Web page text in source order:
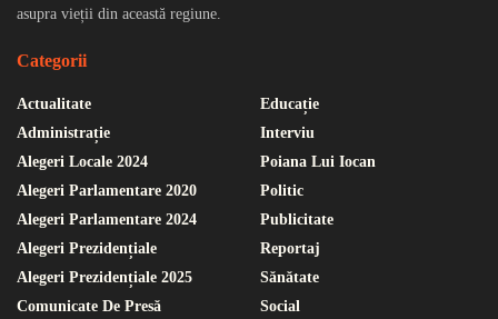
asupra vieții din această regiune.
Categorii
Actualitate
Administrație
Alegeri Locale 2024
Alegeri Parlamentare 2020
Alegeri Parlamentare 2024
Alegeri Prezidențiale
Alegeri Prezidențiale 2025
Comunicate De Presă
Educație
Interviu
Poiana Lui Iocan
Politic
Publicitate
Reportaj
Sănătate
Social